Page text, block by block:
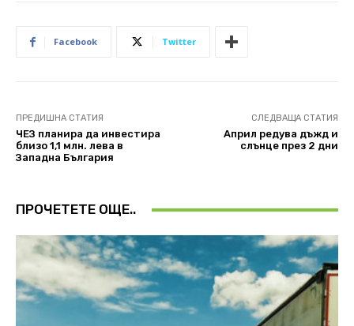
Facebook Twitter
ПРЕДИШНА СТАТИЯ
ЧЕЗ планира да инвестира
близо 1,1 млн. лева в
Западна България
СЛЕДВАЩА СТАТИЯ
Април редува дъжд и
слънце през 2 дни
ПРОЧЕТЕТЕ ОЩЕ..